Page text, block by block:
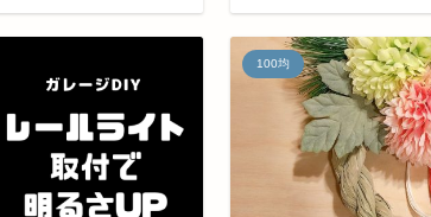
100均